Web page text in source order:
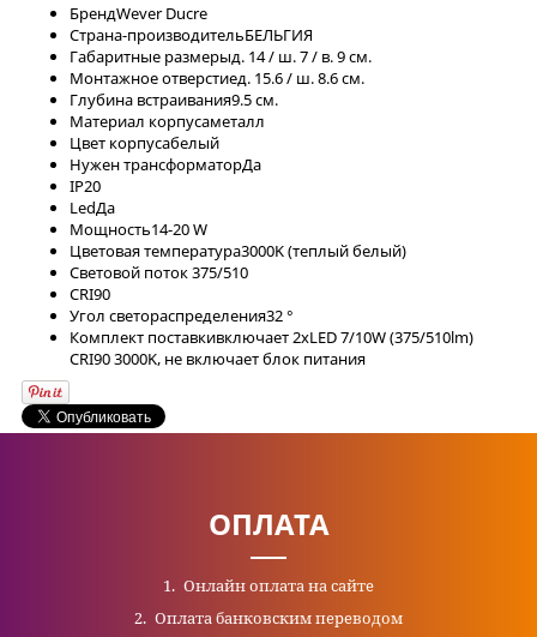
БрендWever Ducre
Страна-производительБЕЛЬГИЯ
Габаритные размерыд. 14 / ш. 7 / в. 9 см.
Монтажное отверстиед. 15.6 / ш. 8.6 см.
Глубина встраивания9.5 см.
Материал корпусаметалл
Цвет корпусабелый
Нужен трансформаторДа
IP20
LedДа
Мощность14-20 W
Цветовая температура3000K (теплый белый)
Световой поток375/510
CRI90
Угол светораспределения32 °
Комплект поставкивключает 2xLED 7/10W (375/510lm)
CRI90 3000K, не включает блок питания
ОПЛАТА
Онлайн оплата на сайте
Оплата банковским переводом